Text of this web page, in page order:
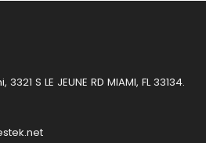
S LE JEUNE RD MIAMI, FL 33134.